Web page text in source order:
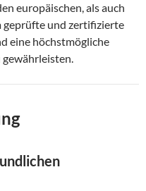
europäischen, als auch
geprüfte und zertifizierte
eine höchstmögliche